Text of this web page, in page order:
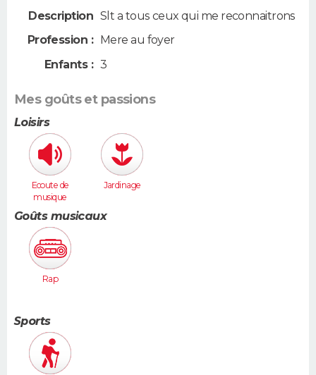
Description Slt a tous ceux qui me reconnaitrons
Profession :
Mere au foyer
Enfants : 3
Mes goûts et passions
Loisirs
Ecoute de
musique
Jardinage
Goûts musicaux
Rap
Sports